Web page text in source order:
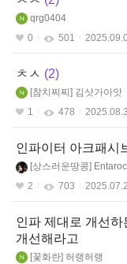
qrg0404
0
501
ㅊㅅ 2
참치찌찌
김삿가아앗
1
478
인파이터 아크패시
상스러운땅콩
2
703
인파 제대로 개선하
개선해라고
꽃화란 허랭허랭